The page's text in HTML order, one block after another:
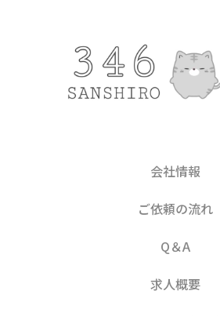
会社情報
ご依頼の流れ
Q＆A
求人概要